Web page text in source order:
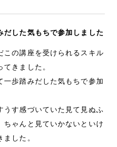
だした気もちで参加しました
この講座を受けられるスキル
きました。
一歩踏みだした気もちで参加
うす感づいていた見て見ぬふ
ちゃんと見ていかないといけ
した。